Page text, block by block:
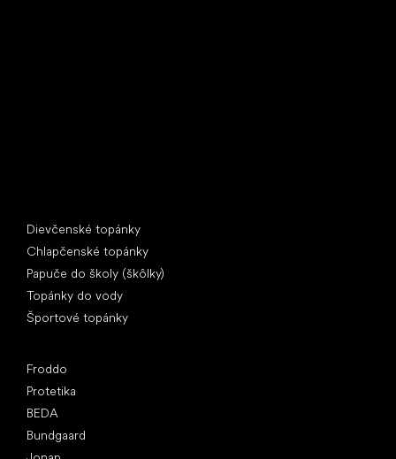
Dievčenské topánky
Chlapčenské topánky
Papuče do školy (škôlky)
Topánky do vody
Športové topánky
Froddo
Protetika
BEDA
Bundgaard